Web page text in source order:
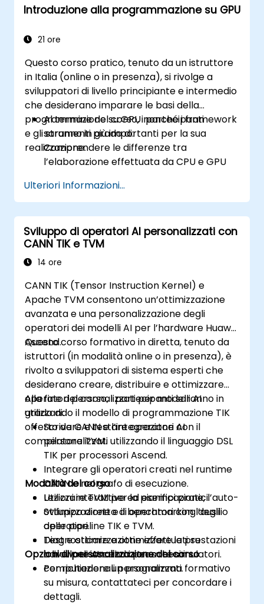
Introduzione alla programmazione su GPU
21 ore
Questo corso pratico, tenuto da un istruttore
in Italia (online o in presenza), si rivolge a
sviluppatori di livello principiante e intermedio
che desiderano imparare le basi della
programmazione su GPU nonché i framework
e gli strumenti più importanti per la sua
realizzazione.
Al termine del corso, i partecipanti
saranno in grado di:
Comprendere le differenze tra
l’elaborazione effettuata da CPU e GPU
programmazione su GPU.
Scegliere il framework e lo strumento più
adatti per la propria applicazione.
Creare un programma di base che
esegua l’addizione di vettori utilizzando
uno o più dei framework menzionati.
librerie per recuperare informazioni sul
dispositivo, allocare e deallocare
memoria, trasferire dati tra host e
dispositivo, avviare kernel e sincronizzare i
thread.
Sfruttare gli spazi di memoria diversificati
– globale, locale, costante e privata – per
ottimizzare il flusso dei dati e l’accesso
alla memoria.
Controllare il livello di parallelismo
attraverso modelli esecutivi come work-
items, work-groups, thread, block e grid.
Eseguire il debug e i test delle applicazioni
GPU mediante strumenti quali CodeXL,
CUDA-GDB, CUDA-MEMCHECK e NVIDIA
Nsight.
Ottimizzare le prestazioni dei programmi
utilizzando tecniche come la coalescenza,
la cache, il prefetching e l’analisi delle
prestazioni.
Ulteriori Informazioni...
Sviluppo di operatori AI personalizzati con
CANN TIK e TVM
14 ore
CANN TIK (Tensor Instruction Kernel) e
Apache TVM consentono un’ottimizzazione
avanzata e una personalizzazione degli
operatori dei modelli AI per l’hardware Huawei
Ascend.
Questo corso formativo in diretta, tenuto da
istruttori (in modalità online o in presenza), è
rivolto a sviluppatori di sistema esperti che
desiderano creare, distribuire e ottimizzare
operatori personalizzati per modelli AI
utilizzando il modello di programmazione TIK
offerto da CANN e l’integrazione con il
compilatore TVM.
Alla fine del corso, i partecipanti saranno in
grado di:
Scrivere e testare operatori AI
personalizzati utilizzando il linguaggio DSL
TIK per processori Ascend.
Integrare gli operatori creati nel runtime
CANN e nel grafo di esecuzione.
Utilizzare TVM per la pianificazione, l’auto-
ottimizzazione e il benchmarking degli
operatori.
Diagnosticare e ottimizzare le prestazioni
a livello di istruzioni per schemi
computazionali personalizzati.
Modalità del corso
Lezioni interattive ed esempi pratici.
Sviluppo diretto di operatori con l’ausilio
delle pipeline TIK e TVM.
Test e ottimizzazione effettuati su
hardware Ascend o tramite simulatori.
Opzioni di personalizzazione del corso
Per richiedere un programma formativo
su misura, contattateci per concordare i
dettagli.